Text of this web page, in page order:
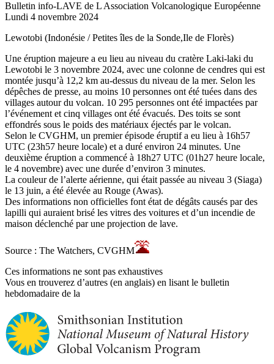
Bulletin info-LAVE de L Association Volcanologique Européenne
Lundi 4 novembre 2024
Lewotobi (Indonésie / Petites îles de la Sonde,Ile de Florès)
Une éruption majeure a eu lieu au niveau du cratère Laki-laki du
Lewotobi le 3 novembre 2024, avec une colonne de cendres qui est
montée jusqu’à 12,2 km au-dessus du niveau de la mer. Selon les
dépêches de presse, au moins 10 personnes ont été tuées dans des
villages autour du volcan. 10 295 personnes ont été impactées par
l’événement et cinq villages ont été évacués. Des toits se sont
effondrés sous le poids des matériaux éjectés par le volcan.
Selon le CVGHM, un premier épisode éruptif a eu lieu à 16h57
UTC (23h57 heure locale) et a duré environ 24 minutes. Une
deuxième éruption a commencé à 18h27 UTC (01h27 heure locale,
le 4 novembre) avec une durée d’environ 3 minutes.
La couleur de l’alerte aérienne, qui était passée au niveau 3 (Siaga)
le 13 juin, a été élevée au Rouge (Awas).
Des informations non officielles font état de dégâts causés par des
lapilli qui auraient brisé les vitres des voitures et d’un incendie de
maison déclenché par une projection de lave.
Source : The Watchers, CVGHM
Ces informations ne sont pas exhaustives
Vous en trouverez d’autres (en anglais) en lisant le bulletin
hebdomadaire de la